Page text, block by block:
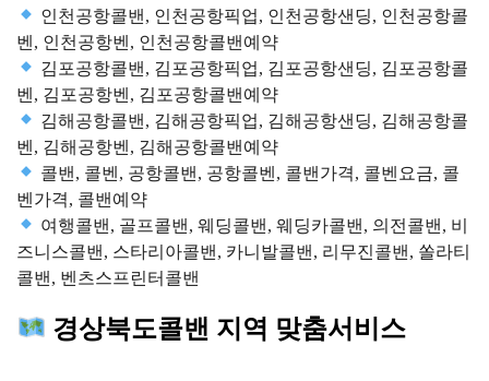
인천공항콜밴, 인천공항픽업, 인천공항샌딩, 인천공항콜
벤, 인천공항벤, 인천공항콜밴예약
김포공항콜밴, 김포공항픽업, 김포공항샌딩, 김포공항콜
벤, 김포공항벤, 김포공항콜밴예약
김해공항콜밴, 김해공항픽업, 김해공항샌딩, 김해공항콜
벤, 김해공항벤, 김해공항콜밴예약
콜밴, 콜벤, 공항콜밴, 공항콜벤, 콜밴가격, 콜벤요금, 콜
벤가격, 콜밴예약
여행콜밴, 골프콜밴, 웨딩콜밴, 웨딩카콜밴, 의전콜밴, 비
즈니스콜밴, 스타리아콜밴, 카니발콜밴, 리무진콜밴, 쏠라티
콜밴, 벤츠스프린터콜밴
경상북도콜밴 지역 맞춤서비스